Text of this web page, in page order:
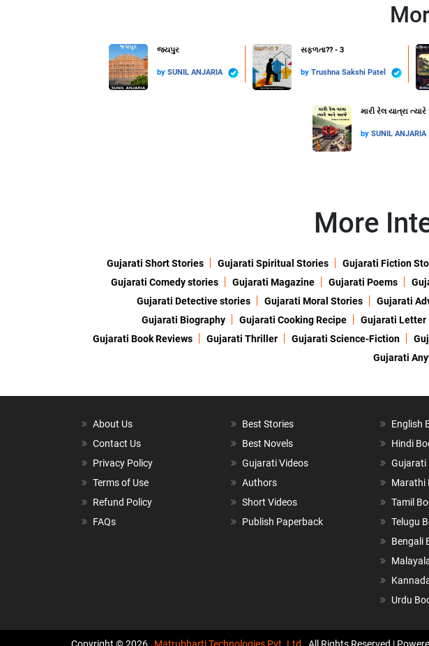
જયપુર
by SUNIL ANJARIA
સફળતા?? - 3
by Trushna Sakshi Patel
મારી રેલ યાત્રા
by SUNIL ANJARIA
More
Gujarati Short Stories Gujarati Spiritual Stories Gujarati Fiction
Gujarati Comedy stories
Gujarati Magazine Gujarati Poems
Gujarati Detective stories
Gujarati Moral Stories Gujarati
Gujarati Biography
Gujarati Cooking Recipe Gujarati Letter
Gujarati Book Reviews
Gujarati Thriller Gujarati Science-Fiction
Gujarati
About Us
Contact Us
Privacy Policy
Terms of Use
Refund Policy
FAQs
Best Stories
Best Novels
Gujarati Videos
Authors
Short Videos
Publish Paperback
English
Hindi
Gujarati
Marathi
Tamil
Telugu
Bengali
Urdu